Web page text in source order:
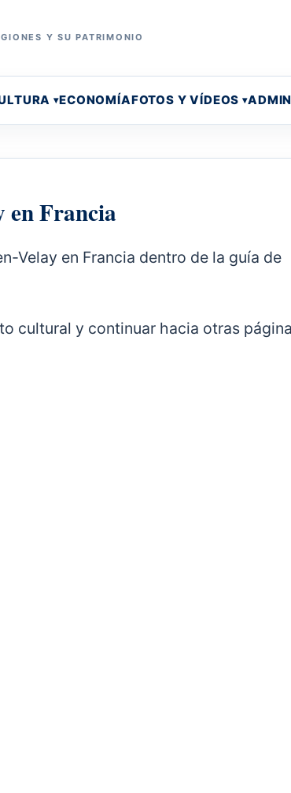
Y SU PATRIMONIO
ECONOMÍAFOTOS Y VÍDEOS
en Francia
Velay en Francia dentro de la guía de
cultural y continuar hacia otras